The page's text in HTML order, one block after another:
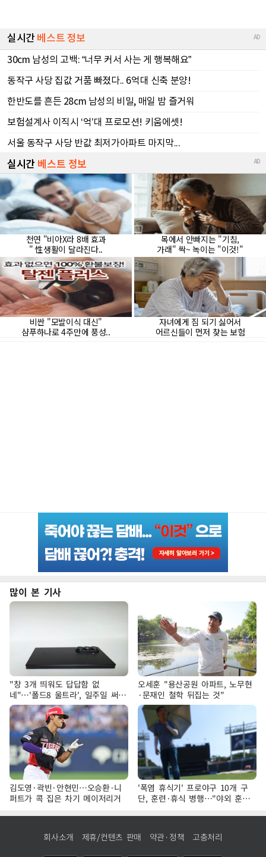
많이 본 기사
"창 3개 띄워도 답답함 없
네"…'폴드8 울트라', 일주일 써보
니
오세훈 "용산공원 아파트, 노무현
·문재인 철학 뒤집는 것"
김도영·곽빈·안현민…오승환·니
퍼트가 콕 집은 차기 메이저리거
'폭염 휴식기' 프로야구 10개 구
단, 훈련·휴식 병행…"야외 훈련
해도 안전 최우선"
회사소개 제휴/컨텐츠 판매 약관·정책 고충처리